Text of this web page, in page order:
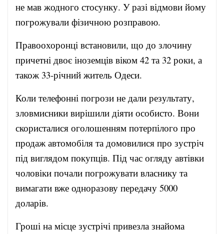
не мав жодного стосунку. У разі відмови йому
погрожували фізичною розправою.
Правоохоронці встановили, що до злочину
причетні двоє іноземців віком 42 та 32 роки, а
також 33-річний житель Одеси.
Коли телефонні погрози не дали результату,
зловмисники вирішили діяти особисто. Вони
скористалися оголошенням потерпілого про
продаж автомобіля та домовилися про зустріч
під виглядом покупців. Під час огляду автівки
чоловіки почали погрожувати власнику та
вимагати вже одноразову передачу 5000
доларів.
Гроші на місце зустрічі привезла знайома